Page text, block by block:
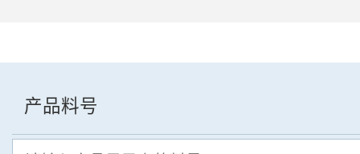
产品料号